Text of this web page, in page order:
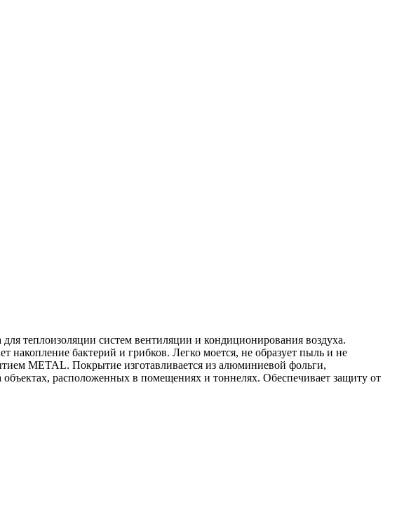
теплоизоляции систем вентиляции и кондиционирования воздуха.
накопление бактерий и грибков. Легко моется, не образует пыль и не
METAL. Покрытие изготавливается из алюминиевой фольги,
объектах, расположенных в помещениях и тоннелях. Обеспечивает защиту от